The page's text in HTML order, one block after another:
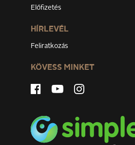
Előfizetés
HÍRLEVÉL
Feliratkozás
KÖVESS MINKET